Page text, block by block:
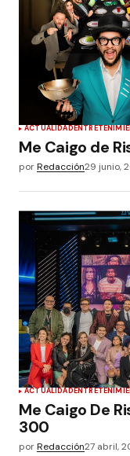
ACTUALIDAD
Me Caigo de
porRedacción29 junio,
ACTUALIDAD
Me Caigo De
300
porRedacción27 abril,